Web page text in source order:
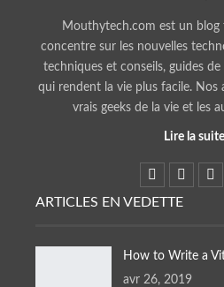
Mouthytech.com est un blog
concentre sur les nouvelles
techniques et conseils, guides
qui rendent la vie plus facile. Nos
vrais geeks de la vie et les
Lire la
ARTICLES EN VEDETTE
How to Write a
avr 26, 2019